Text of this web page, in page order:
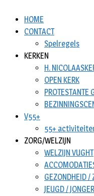
HOME
CONTACT
Spelregels
KERKEN
H.
OPEN KERK
PROTESTANTE
V55+
55+
ZORG/WELZIJN
WELZIJN VUGHT
GEZONDHEID /
JEUGD /